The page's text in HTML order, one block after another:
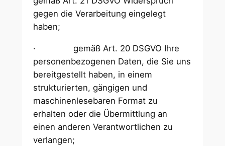
gegen die Verarbeitung eingelegt
haben;
· gemäß Art. 20 DSGVO Ihre
personenbezogenen Daten, die Sie uns
bereitgestellt haben, in einem
strukturierten, gängigen und
maschinenlesebaren Format zu
erhalten oder die Übermittlung an
einen anderen Verantwortlichen zu
verlangen;